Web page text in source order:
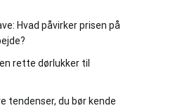
Hvad påvirker prisen på
rette dørlukker til
tendenser, du bør kende